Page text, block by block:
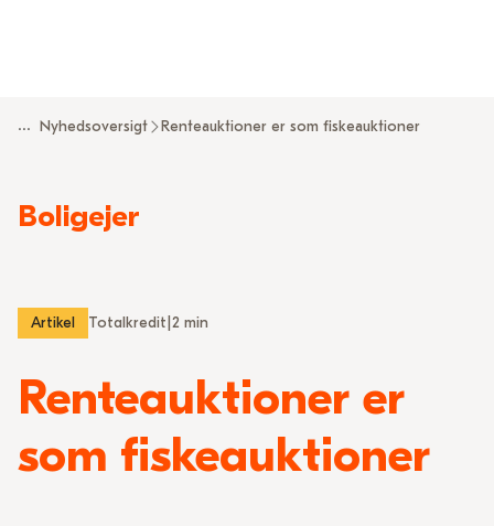
... Nyhedsoversigt Renteauktioner er som fiskeauktioner
Boligejer
Artikel Totalkredit 2 min
Renteauktioner er
som fiskeauktioner